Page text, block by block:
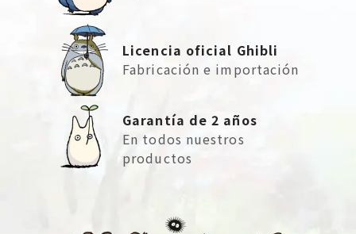
Licencia oficial Ghibli
Fabricación e importación
Garantía de 2 años
En todos nuestros
productos